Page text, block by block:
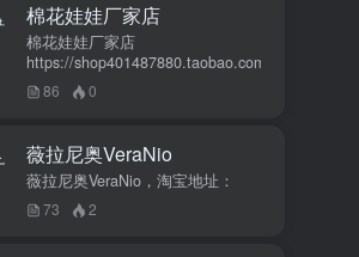
棉花娃娃厂家店
棉花娃娃厂家店
https://shop401487880.taobao.com/
86 0
薇拉尼奥VeraNio
薇拉尼奥VeraNio，淘宝地址：
73 2